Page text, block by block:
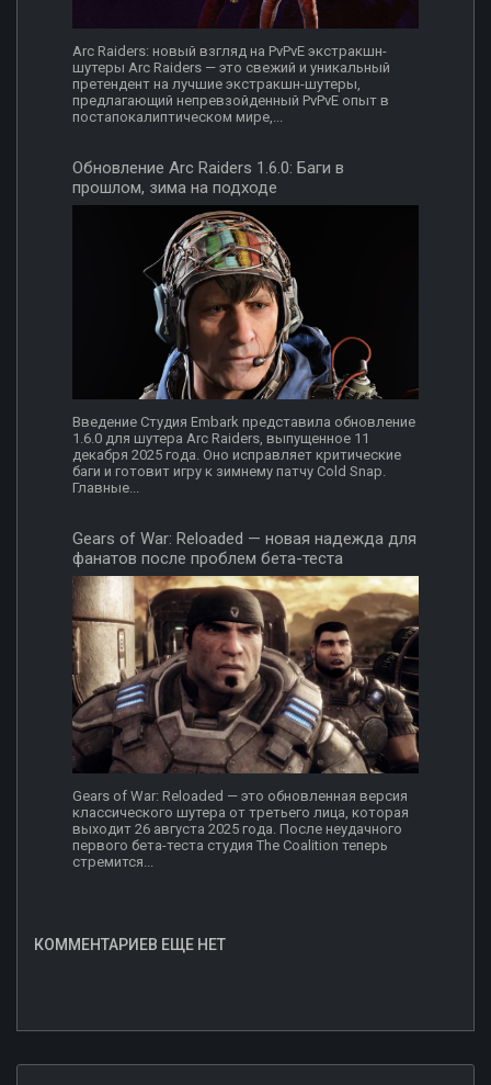
Arc Raiders: новый взгляд на PvPvE экстракшн-
шутеры Arc Raiders — это свежий и уникальный
претендент на лучшие экстракшн-шутеры,
предлагающий непревзойденный PvPvE опыт в
постапокалиптическом мире,...
Обновление Arc Raiders 1.6.0: Баги в
прошлом, зима на подходе
Введение Студия Embark представила обновление
1.6.0 для шутера Arc Raiders, выпущенное 11
декабря 2025 года. Оно исправляет критические
баги и готовит игру к зимнему патчу Cold Snap.
Главные...
Gears of War: Reloaded — новая надежда для
фанатов после проблем бета-теста
Gears of War: Reloaded — это обновленная версия
классического шутера от третьего лица, которая
выходит 26 августа 2025 года. После неудачного
первого бета-теста студия The Coalition теперь
стремится...
КОММЕНТАРИЕВ ЕЩЕ НЕТ